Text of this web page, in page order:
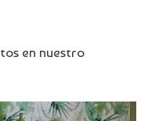
en nuestro